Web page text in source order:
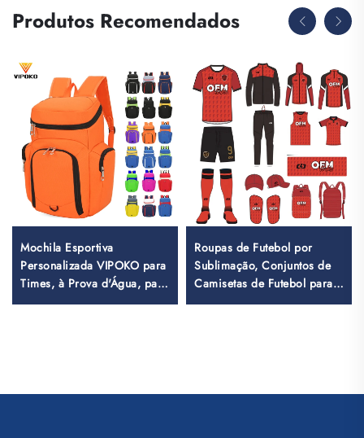
Produtos Recomendados
Mochila Esportiva
Personalizada VIPOKO para
Times, à Prova d'Água, para
Basquete, com Logotipo,
Roupas de Futebol por
Sublimação, Conjuntos de
Camisetas de Futebol para
Treino Masculino, Vestuário